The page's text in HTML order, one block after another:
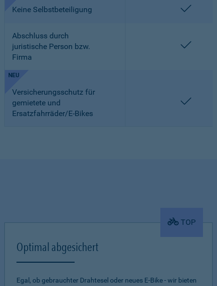
Keine Selbstbeteiligung
Abschluss durch
juristische Person bzw.
Firma
NEU
Versicherungsschutz für
gemietete und
Ersatzfahrräder/E-Bikes
TOP
Optimal abgesichert
Egal, ob gebrauchter Drahtesel oder neues E-Bike - wir bieten